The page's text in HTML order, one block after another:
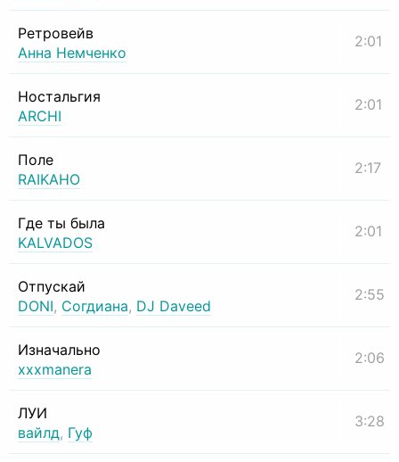
Ретровейв
Анна Немченко
2:01
Ностальгия
ARCHI
2:01
Поле
RAIKAHO
2:17
Где ты была
KALVADOS
2:01
Отпускай
DONI, Согдиана, DJ Daveed
2:55
Изначально
xxxmanera
2:06
ЛУИ
вайлд, Гуф
3:28